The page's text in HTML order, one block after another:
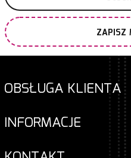
ZAPISZ
OBSŁUGA KLIENTA
INFORMACJE